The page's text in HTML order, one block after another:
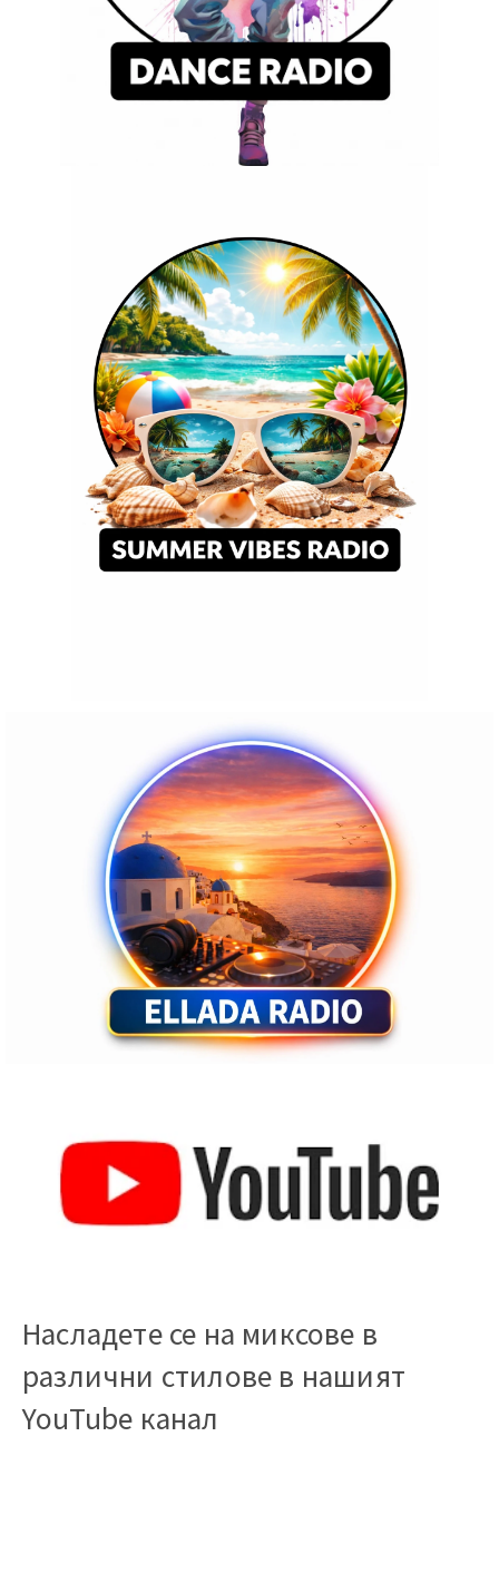
Насладете се на миксове в
различни стилове в нашият
YouTube канал